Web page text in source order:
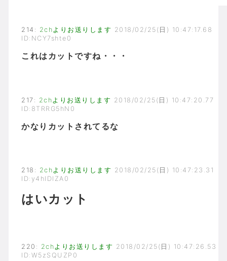
214 : 2chよりお送りします 2018/02/25(日) 10:47:17.68
ID:NCY7shte0
これはカットですね・・・
217 : 2chよりお送りします 2018/02/25(日) 10:47:20.77
ID:8TRRG5hN0
かなりカットされてるな
218 : 2chよりお送りします 2018/02/25(日) 10:47:23.31
ID:y4hIDlZA0
はいカット
220 : 2chよりお送りします 2018/02/25(日) 10:47:26.53
ID:W5zSQUZP0